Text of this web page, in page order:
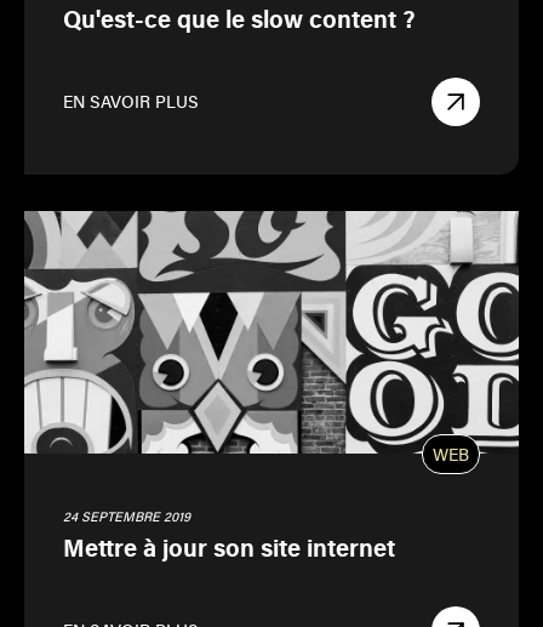
Qu'est-ce que le slow content ?
EN SAVOIR PLUS
WEB
24 SEPTEMBRE 2019
Mettre à jour son site internet